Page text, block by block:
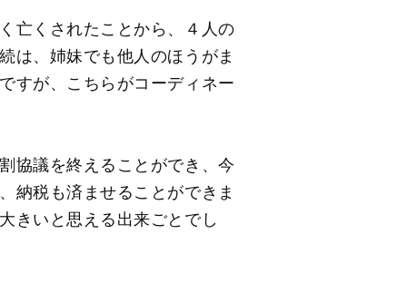
亡くされたことから、４人の
は、姉妹でも他人のほうがま
すが、こちらがコーディネー
協議を終えることができ、今
納税も済ませることができま
きいと思える出来ごとでし